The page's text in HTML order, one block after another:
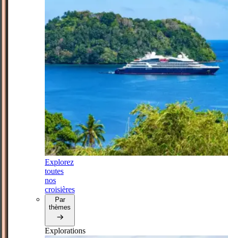
Explorez
toutes
nos
croisières
Par
thèmes
Explorations